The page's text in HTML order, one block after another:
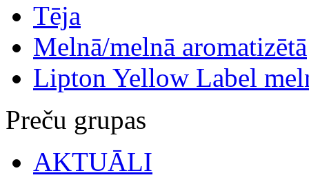
Tēja
Melnā/melnā aromatizētā
Lipton Yellow Label
Preču grupas
AKTUĀLI